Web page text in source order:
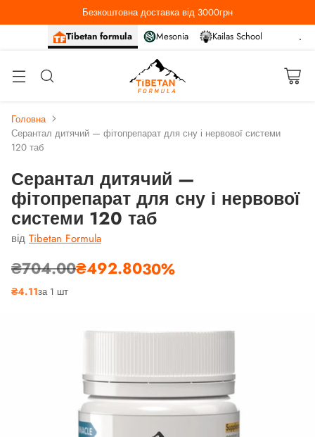
Tibetan formula Mesonia Kailas School
Безкоштовна доставка від 3000грн
Головна
Серантал дитячий — фітопрепарат для сну і нервової системи
120 таб
Серантал дитячий —
фітопрепарат для сну і нервової
системи 120 таб
від Tibetan Formula
Звичайна
ціна
₴704.00₴492.8030%
₴4.11за 1 шт